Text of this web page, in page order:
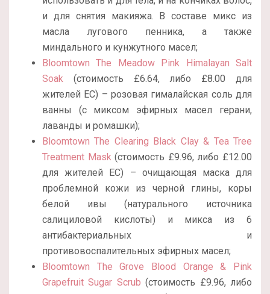
и для снятия макияжа. В составе микс из
масла лугового пенника, а также
миндального и кунжутного масел;
Bloomtown The Meadow Pink Himalayan Salt
Soak (стоимость £6.64, либо £8.00 для
жителей ЕС) – розовая гималайская соль для
ванны (с миксом эфирных масел герани,
лаванды и ромашки);
Bloomtown The Clearing Black Clay & Tea Tree
Treatment Mask(стоимость £9.96, либо £12.00
для жителей ЕС) – очищающая маска для
проблемной кожи из черной глины, коры
белой ивы (натурального источника
салициловой кислоты) и микса из 6
антибактериальных и
противовоспалительных эфирных масел;
Bloomtown The Grove Blood Orange & Pink
Grapefruit Sugar Scrub (стоимость £9.96, либо